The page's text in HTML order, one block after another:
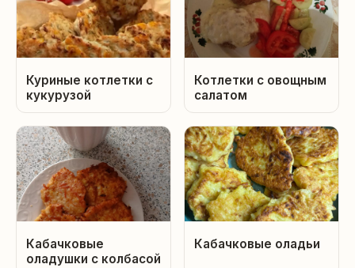
Куриные котлетки с
кукурузой
Котлетки с овощным
салатом
Кабачковые
оладушки с колбасой
Кабачковые оладьи